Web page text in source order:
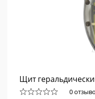
Щит
0